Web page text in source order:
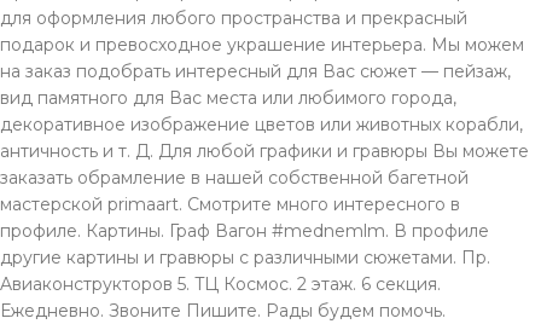
для оформления любого пространства и прекрасный
подарок и превосходное украшение интерьера. Мы можем
на заказ подобрать интересный для Вас сюжет — пейзаж,
вид памятного для Вас места или любимого города,
декоративное изображение цветов или животных корабли,
античность и т. Д. Для любой графики и гравюры Вы можете
заказать обрамление в нашей собственной багетной
мастерской primaart. Смотрите много интересного в
профиле. Картины. Граф Вагон #mednemlm. В профиле
другие картины и гравюры с различными сюжетами. Пр.
Aвиаконструкторов 5. TЦ Космос. 2 этаж. 6 секция.
Ежeдневно. Звонитe Пишите. Рады будeм помочь.